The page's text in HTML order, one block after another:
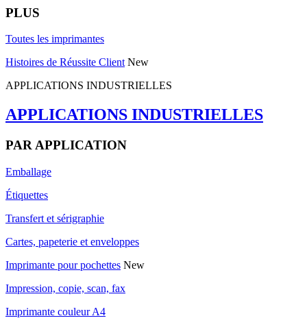
PLUS
Toutes les imprimantes
Histoires de Réussite Client New
APPLICATIONS INDUSTRIELLES
APPLICATIONS INDUSTRIELLES
PAR APPLICATION
Emballage
Étiquettes
Transfert et sérigraphie
Cartes, papeterie et enveloppes
Imprimante pour pochettes New
Impression, copie, scan, fax
Imprimante couleur A4